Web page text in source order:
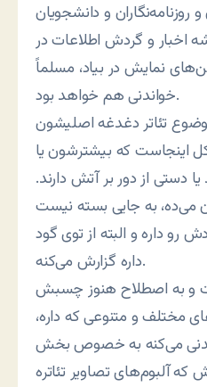
روزنامه‌نگاران و دانشجویان
اخبار و گردش اطلاعات در
نمایش در بیاد، مسلماً
خواندنی هم خواهد بود.
تئاتر دغدغه اصلیشون
اینجاست که بیشترشون یا
دستی از دور بر آتش دارند.
می‌ده، به جایی بسته نیست
داره و البته از توی گود
داره گزارش می‌کنه.
و به اصطلاح هنوز چسبش
و متنوعی که داره،
می‌کنه به خصوص بخش